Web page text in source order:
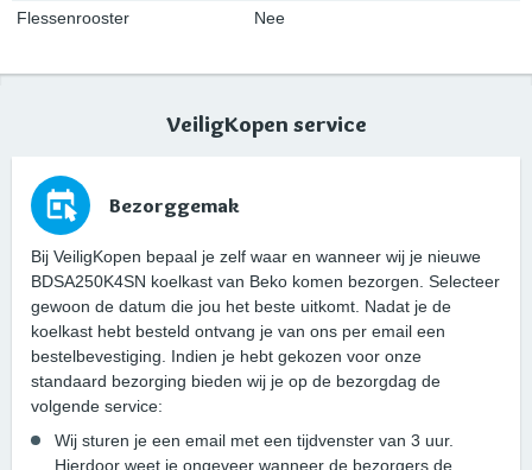
Flessenrooster
Nee
VeiligKopen service
Bezorggemak
Bij VeiligKopen bepaal je zelf waar en wanneer wij je nieuwe
BDSA250K4SN koelkast van Beko komen bezorgen. Selecteer
gewoon de datum die jou het beste uitkomt. Nadat je de
koelkast hebt besteld ontvang je van ons per email een
bestelbevestiging. Indien je hebt gekozen voor onze
standaard bezorging bieden wij je op de bezorgdag de
volgende service:
Wij sturen je een email met een tijdvenster van 3 uur.
Hierdoor weet je ongeveer wanneer de bezorgers de